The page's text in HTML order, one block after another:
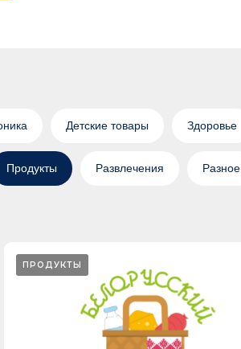
Детские товары Здоровье
Продукты Развлечения Разное
ПРОДУКТЫ